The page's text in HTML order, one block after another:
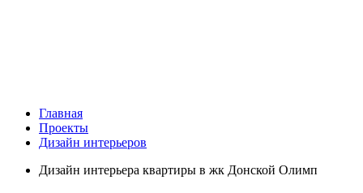
Главная
Проекты
Дизайн интерьеров
Дизайн интерьера квартиры в жк Донской Олимп